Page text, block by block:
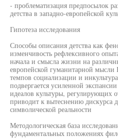
- проблематизация предпосылок
детства в западно-европейской
Гипотеза исследования
Способы описания детства как
изменчивость рефлексивного
начала и смысла жизни на
европейской гуманитарной
темпов социализации и
подвергается усиленной
идеалов культуры, регулирующих
приводит к вытеснению дискурса
символической реальности
Методологическая база
фундаментальных положениях